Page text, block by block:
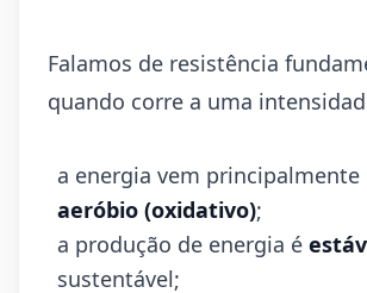
Falamos de resistência
quando corre a uma
a energia vem principalmente
aeróbio (oxidativo);
a produção de energia é
sustentável;